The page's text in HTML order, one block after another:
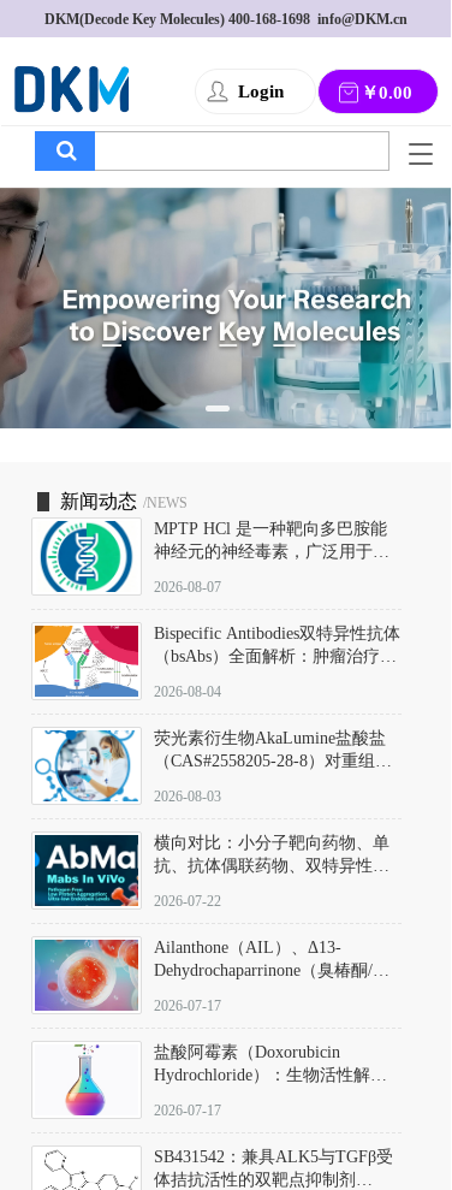
DKM(Decode Key Molecules) 400-168-1698
  info@DKM.cn
Login ￥0.00
T
g
l
e
n
a
v
i
g
a
新闻动态 /NEWS
MPTP HCl 是一种靶向多巴胺能
神经元的神经毒素，广泛用于构
以盐酸盐形式存在，可触发线粒
体介导的神经元凋亡。其经典应
用即为选择性损毁中脑黑质致密
部多巴胺能神经元，从而可靠模
拟帕金森病的核心病理与行为表
2026-08-07
Bispecific Antibodies双特异性抗体
（bsAbs）全面解析：肿瘤治疗的
2026-08-04
荧光素衍生物AkaLumine盐酸盐
（CAS#2558205-28-8）对重组萤
数（Km）为2.06 μM；其近红外
发光特性赋予优异的组织穿透能
力，大幅增强成像信噪比，从而
实现活体动物模型中极低给药剂
量下的高灵敏度、非侵入式生物
2026-08-03
横向对比：小分子靶向药物、单
抗、抗体偶联药物、双特异性抗
及应用瓶颈
2026-07-22
Ailanthone（AIL）、Δ13-
Dehydrochaparrinone（臭椿酮/臭
DKM货号 D806885
2026-07-17
盐酸阿霉素（Doxorubicin
Hydrochloride）：生物活性解
范
2026-07-17
SB431542：兼具ALK5与TGFβ受
体拮抗活性的双靶点抑制剂